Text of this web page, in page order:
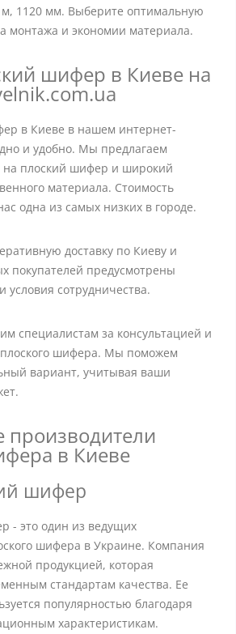
1120 мм. Выберите оптимальную
монтажа и экономии материала.
шифер в Киеве на
в Киеве в нашем интернет-
и удобно. Мы предлагаем
на плоский шифер и широкий
материала. Стоимость
одна из самых низких в городе.
доставку по Киеву и
покупателей предусмотрены
сотрудничества.
специалистам за консультацией и
шифера. Мы поможем
вариант, учитывая ваши
производители
в Киеве
шифер
- это один из ведущих
шифера в Украине. Компания
продукцией, которая
стандартам качества. Ее
популярностью благодаря
характеристикам.